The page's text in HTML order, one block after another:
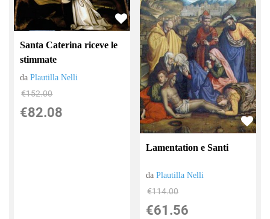
Santa Caterina riceve le
stimmate
daPlautilla Nelli
€152.00
€82.08
Lamentation e Santi
daPlautilla Nelli
€114.00
€61.56